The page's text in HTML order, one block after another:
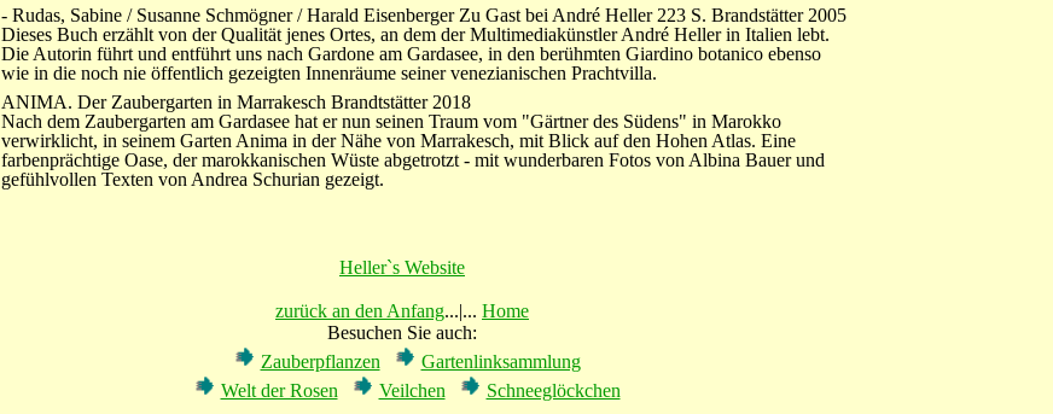
- Rudas, Sabine / Susanne Schmögner / Harald Eisenberger Zu Gast bei André Heller 223 S. Brandstätter 2005
Dieses Buch erzählt von der Qualität jenes Ortes, an dem der Multimediakünstler André Heller in Italien lebt.
Die Autorin führt und entführt uns nach Gardone am Gardasee, in den berühmten Giardino botanico ebenso
wie in die noch nie öffentlich gezeigten Innenräume seiner venezianischen Prachtvilla.
ANIMA. Der Zaubergarten in Marrakesch Brandtstätter 2018
Nach dem Zaubergarten am Gardasee hat er nun seinen Traum vom "Gärtner des Südens" in Marokko
verwirklicht, in seinem Garten Anima in der Nähe von Marrakesch, mit Blick auf den Hohen Atlas. Eine
farbenprächtige Oase, der marokkanischen Wüste abgetrotzt - mit wunderbaren Fotos von Albina Bauer und
gefühlvollen Texten von Andrea Schurian gezeigt.
Heller`s Website
zurück an den Anfang...|... Home
Besuchen Sie auch:
Zauberpflanzen
Gartenlinksammlung
Welt der Rosen
Veilchen Schneeglöckchen